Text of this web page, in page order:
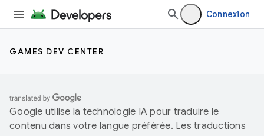
Connexion
GAMES DEV CENTER
Google utilise la technologie IA pour traduire le
contenu dans votre langue préférée. Les traductions